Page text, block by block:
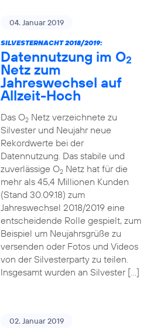
04. Januar 2019
SILVESTERNACHT 2018/2019:
Datennutzung im O2
Netz zum
Jahreswechsel auf
Allzeit-Hoch
Das O2Netz verzeichnete zu
Silvester und Neujahr neue
Rekordwerte bei der
Datennutzung. Das stabile und
zuverlässige O2Netz hat für die
mehr als 45,4 Millionen Kunden
(Stand 30.09.18) zum
Jahreswechsel 2018/2019 eine
entscheidende Rolle gespielt, zum
Beispiel um Neujahrsgrüße zu
versenden oder Fotos und Videos
von der Silvesterparty zu teilen.
Insgesamt wurden an Silvester […]
02. Januar 2019